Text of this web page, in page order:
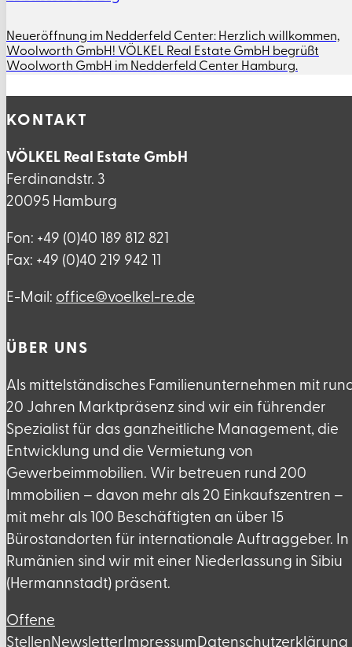
Neueröffnung im Nedderfeld Center: Herzlich willkommen,
Woolworth GmbH! VÖLKEL Real Estate GmbH begrüßt
Woolworth GmbH im Nedderfeld Center Hamburg.
KONTAKT
VÖLKEL Real Estate GmbH
Ferdinandstr. 3
20095 Hamburg
Fon: +49 (0)40 189 812 821
Fax: +49 (0)40 219 942 11
E-Mail: ed.er-lekleov@eciffo
ÜBER UNS
Als mittelständisches Familienunternehmen mit
20 Jahren Marktpräsenz sind wir ein führender
Spezialist für das ganzheitliche Management, die
Entwicklung und die Vermietung von
Gewerbeimmobilien. Wir betreuen rund 200
Immobilien – davon mehr als 20 Einkaufszentren –
mit mehr als 100 Beschäftigten an über 15
Bürostandorten für internationale Auftraggeber. In
Rumänien sind wir mit einer Niederlassung in Sibiu
(Hermannstadt) präsent.
Offene
Stellen Newsletter Impressum Datenschutzerklärung